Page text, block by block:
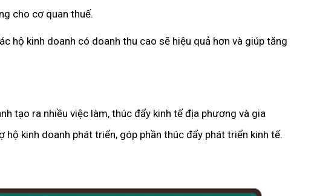
cho cơ quan thuế.
hộ kinh doanh có doanh thu cao sẽ hiệu quả hơn và giúp tăng
tạo ra nhiều việc làm, thúc đẩy kinh tế địa phương và gia
kinh doanh phát triển, góp phần thúc đẩy phát triển kinh tế.